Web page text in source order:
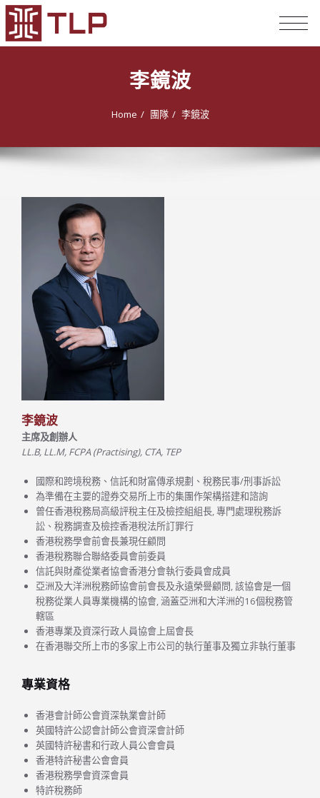
李鏡波
Home 團隊 李鏡波
李鏡波
主席及創辦人
LL.B, LL.M, FCPA (Practising), CTA, TEP
國際和跨境稅務、信託和財富傳承規劃、稅務民事/刑事訴訟
為準備在主要的證券交易所上市的集團作架構搭建和諮詢
曾任香港稅務局高級評稅主任及檢控組組長, 專門處理稅務訴
訟、稅務調查及檢控香港稅法所訂罪行
香港稅務學會前會長兼現任顧問
香港稅務聯合聯絡委員會前委員
信託與財產從業者協會香港分會執行委員會成員
亞洲及大洋洲稅務師協會前會長及永遠榮譽顧問, 該協會是一個
稅務從業人員專業機構的協會, 涵蓋亞洲和大洋洲的16個稅務管
轄區
香港專業及資深行政人員協會上屆會長
在香港聯交所上市的多家上市公司的執行董事及獨立非執行董事
專業資格
香港會計師公會資深執業會計師
英國特許公認會計師公會資深會計師
英國特許秘書和行政人員公會會員
香港特許秘書公會會員
香港稅務學會資深會員
特許稅務師